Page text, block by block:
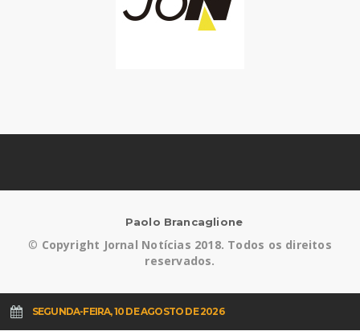
Paolo Brancaglione
© Copyright Jornal Notícias 2018. Todos os direitos
reservados.
SEGUNDA-FEIRA, 10 DE AGOSTO DE 2026